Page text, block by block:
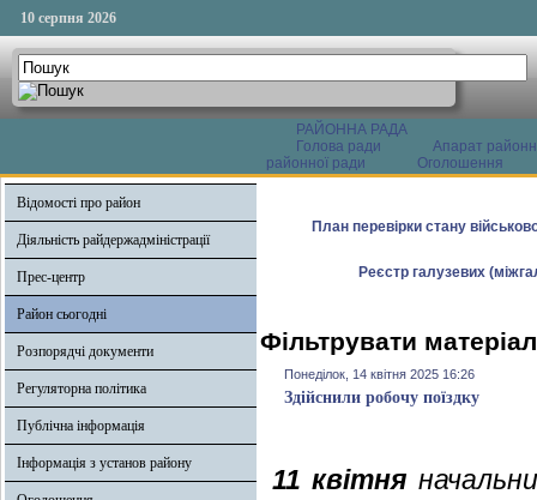
10 серпня 2026
РАЙОННА РАДА
Голова ради
Апарат
районної ради
Оголошення
Відомості про район
Діяльність райдержадміністрації
Прес-центр
Район сьогодні
Розпорядчі документи
Регуляторна політика
Публічна інформація
Інформація з установ району
План перевірки стану
Реєстр галузевих
Фільтрувати
Понеділок, 14 квітня 2025 16:26
Здійснили робочу поїздку
11 квітня